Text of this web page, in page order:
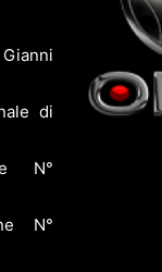
di
N°
N°